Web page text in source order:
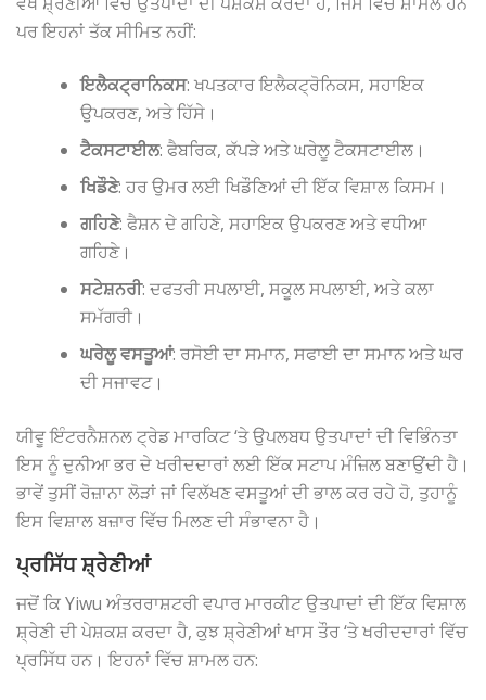
ਪਰ ਇਹਨਾਂ ਤੱਕ ਸੀਮਿਤ ਨਹੀਂ:
ਇਲੈਕਟ੍ਰਾਨਿਕਸ: ਖਪਤਕਾਰ ਇਲੈਕਟ੍ਰੋਨਿਕਸ, ਸਹਾਇਕ
ਉਪਕਰਣ, ਅਤੇ ਹਿੱਸੇ।
ਟੈਕਸਟਾਈਲ: ਫੈਬਰਿਕ, ਕੱਪੜੇ ਅਤੇ ਘਰੇਲੂ ਟੈਕਸਟਾਈਲ।
ਖਿਡੌਣੇ: ਹਰ ਉਮਰ ਲਈ ਖਿਡੌਣਿਆਂ ਦੀ ਇੱਕ ਵਿਸ਼ਾਲ ਕਿਸਮ।
ਗਹਿਣੇ: ਫੈਸ਼ਨ ਦੇ ਗਹਿਣੇ, ਸਹਾਇਕ ਉਪਕਰਣ ਅਤੇ ਵਧੀਆ
ਗਹਿਣੇ।
ਸਟੇਸ਼ਨਰੀ: ਦਫਤਰੀ ਸਪਲਾਈ, ਸਕੂਲ ਸਪਲਾਈ, ਅਤੇ ਕਲਾ
ਸਮੱਗਰੀ।
ਘਰੇਲੂ ਵਸਤੂਆਂ: ਰਸੋਈ ਦਾ ਸਮਾਨ, ਸਫਾਈ ਦਾ ਸਮਾਨ ਅਤੇ ਘਰ
ਦੀ ਸਜਾਵਟ।
ਯੀਵੂ ਇੰਟਰਨੈਸ਼ਨਲ ਟ੍ਰੇਡ ਮਾਰਕਿਟ ‘ਤੇ ਉਪਲਬਧ ਉਤਪਾਦਾਂ ਦੀ ਵਿਭਿੰਨਤਾ
ਇਸ ਨੂੰ ਦੁਨੀਆ ਭਰ ਦੇ ਖਰੀਦਦਾਰਾਂ ਲਈ ਇੱਕ ਸਟਾਪ ਮੰਜ਼ਿਲ ਬਣਾਉਂਦੀ ਹੈ।
ਭਾਵੇਂ ਤੁਸੀਂ ਰੋਜ਼ਾਨਾ ਲੋੜਾਂ ਜਾਂ ਵਿਲੱਖਣ ਵਸਤੂਆਂ ਦੀ ਭਾਲ ਕਰ ਰਹੇ ਹੋ, ਤੁਹਾਨੂੰ
ਇਸ ਵਿਸ਼ਾਲ ਬਜ਼ਾਰ ਵਿੱਚ ਮਿਲਣ ਦੀ ਸੰਭਾਵਨਾ ਹੈ।
ਪ੍ਰਸਿੱਧ ਸ਼੍ਰੇਣੀਆਂ
ਜਦੋਂ ਕਿ Yiwu ਅੰਤਰਰਾਸ਼ਟਰੀ ਵਪਾਰ ਮਾਰਕੀਟ ਉਤਪਾਦਾਂ ਦੀ ਇੱਕ ਵਿਸ਼ਾਲ
ਸ਼੍ਰੇਣੀ ਦੀ ਪੇਸ਼ਕਸ਼ ਕਰਦਾ ਹੈ, ਕੁਝ ਸ਼੍ਰੇਣੀਆਂ ਖਾਸ ਤੌਰ ‘ਤੇ ਖਰੀਦਦਾਰਾਂ ਵਿੱਚ
ਪ੍ਰਸਿੱਧ ਹਨ। ਇਹਨਾਂ ਵਿੱਚ ਸ਼ਾਮਲ ਹਨ: